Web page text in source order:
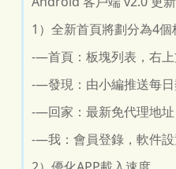
1）全新首頁將劃分為4
-—首頁：板塊列表，右
-—發現：由小編推送每
-—回家：最新免代理地
-—我：會員登錄，軟件